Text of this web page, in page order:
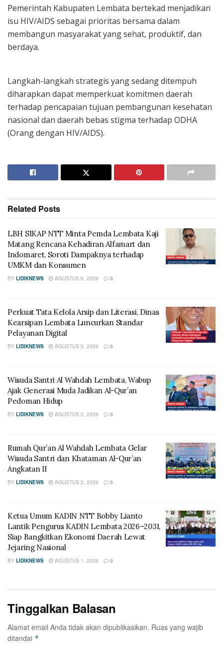
Pemerintah Kabupaten Lembata bertekad menjadikan
isu HIV/AIDS sebagai prioritas bersama dalam
membangun masyarakat yang sehat, produktif, dan
berdaya.
Langkah-langkah strategis yang sedang ditempuh
diharapkan dapat memperkuat komitmen daerah
terhadap pencapaian tujuan pembangunan kesehatan
nasional dan daerah bebas stigma terhadap ODHA
(Orang dengan HIV/AIDS).
Related Posts
LBH SIKAP NTT Minta Pemda Lembata Kaji
Matang Rencana Kehadiran Alfamart dan
Indomaret, Soroti Dampaknya terhadap
UMKM dan Konsumen
BY LIDIKNEWS AGUSTUS 6, 2026 0
Perkuat Tata Kelola Arsip dan Literasi, Dinas
Kearsipan Lembata Luncurkan Standar
Pelayanan Digital
BY LIDIKNEWS AGUSTUS 5, 2026 0
Wisuda Santri Al Wahdah Lembata, Wabup
Ajak Generasi Muda Jadikan Al-Qur’an
Pedoman Hidup
BY LIDIKNEWS AGUSTUS 2, 2026 0
Rumah Qur’an Al Wahdah Lembata Gelar
Wisuda Santri dan Khataman Al-Qur’an
Angkatan II
BY LIDIKNEWS AGUSTUS 2, 2026 0
Ketua Umum KADIN NTT Bobby Lianto
Lantik Pengurus KADIN Lembata 2026–2031,
Siap Bangkitkan Ekonomi Daerah Lewat
Jejaring Nasional
BY LIDIKNEWS AGUSTUS 1, 2026 0
Tinggalkan Balasan
Alamat email Anda tidak akan dipublikasikan. Ruas yang wajib
ditandai *